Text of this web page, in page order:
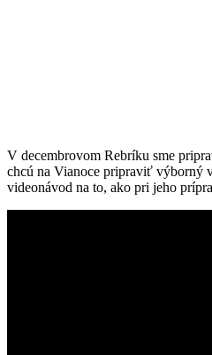
V decembrovom Rebríku sme
chcú na Vianoce pripraviť výborný
videonávod na to, ako pri jeho